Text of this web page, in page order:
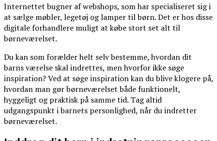
Internettet bugner af webshops, som har specialiseret sig i
at sælge møbler, legetøj og lamper til børn. Det er hos disse
digitale forhandlere muligt at købe stort set alt til
børneværelset.
Du kan som forælder helt selv bestemme, hvordan dit
barns værelse skal indrettes, men hvorfor ikke søge
inspiration? Ved at søge inspiration kan du blive klogere på,
hvordan man gør børneværelset både funktionelt,
hyggeligt og praktisk på samme tid. Tag altid
udgangspunkt i barnets personlighed, når du indretter
børneværelset.